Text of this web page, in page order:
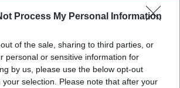
Process My Personal Information
of the sale, sharing to third parties, or
personal or sensitive information for
by us, please use the below opt-out
selection. Please note that after your
szintről, 3 hónapos távon
féléves és egyéves távon 400-nál
– ez derült ki a Reuters
felmérésének medián